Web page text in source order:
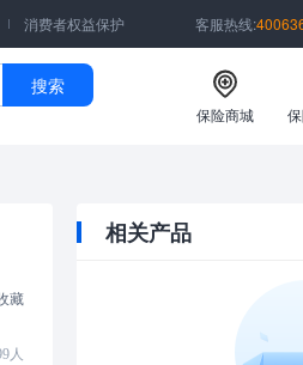
消费者权益保护 客服热线:
搜索
保险商城
藏
人
相关产品